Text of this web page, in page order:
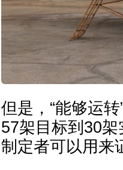
但是，“能够运
57架目标到30
制定者可以用来